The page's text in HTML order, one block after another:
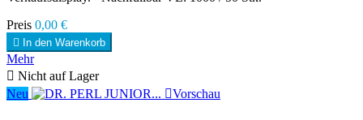
Preis 0,00 €
 In den Warenkorb
Mehr
 Nicht auf Lager
Neu
Vorschau